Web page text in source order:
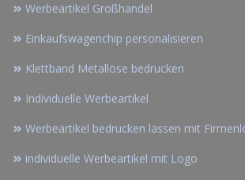
Werbeartikel Großhandel
Einkaufswagenchip personalisieren
Klettband Metallöse bedrucken
Individuelle Werbeartikel
Werbeartikel bedrucken lassen mit
individuelle Werbeartikel mit Logo